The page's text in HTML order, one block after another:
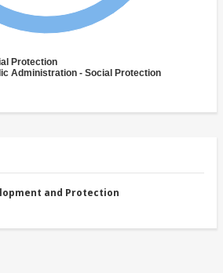
Protection
Administration - Social Protection
and Protection